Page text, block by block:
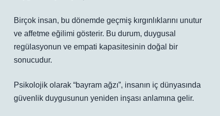
Birçok insan, bu dönemde geçmiş kırgınlıklarını unutur
ve affetme eğilimi gösterir. Bu durum, duygusal
regülasyonun ve empati kapasitesinin doğal bir
sonucudur.
Psikolojik olarak “bayram ağzı”, insanın iç dünyasında
güvenlik duygusunun yeniden inşası anlamına gelir.